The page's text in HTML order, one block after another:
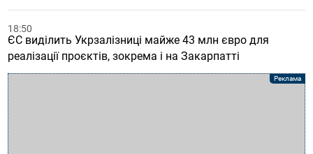
18:50
ЄС виділить Укрзалізниці майже 43 млн євро для
реалізації проєктів, зокрема і на Закарпатті